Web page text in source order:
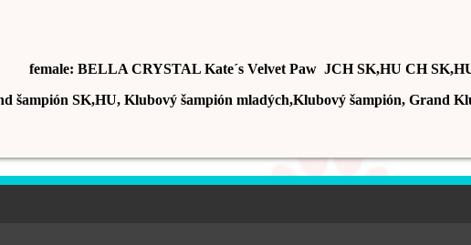
female: BELLA CRYSTAL Kate´s Velvet Paw JCH SK,HU CH
šampión SK,HU, Klubový šampión mladých,Klubový šampión, Grand